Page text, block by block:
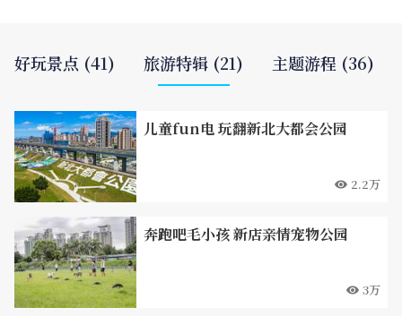
好玩景点 (41) 旅游特辑 (21) 主题游程 (36)
儿童fun电 玩翻新北大都会公园
2.2万
奔跑吧毛小孩 新店亲情宠物公园
3万